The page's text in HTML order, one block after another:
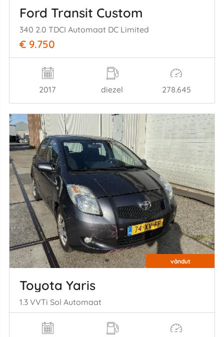
Ford Transit Custom
340 2.0 TDCI Automaat DC Limited
€ 9.750
2017 diezel 278.645
vândut
Toyota Yaris
1.3 VVTi Sol Automaat